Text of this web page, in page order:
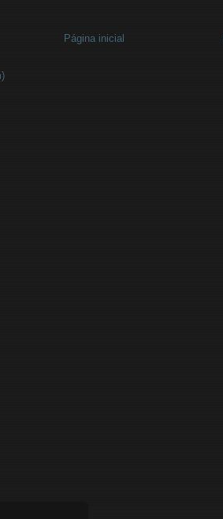
Página inicial